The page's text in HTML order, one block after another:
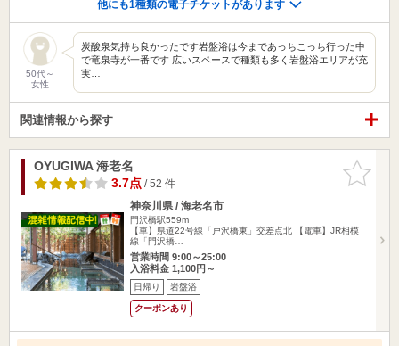
他にも1種類の電子チケットがあります
50代～
女性
炭酸泉気持ち良かったです岩盤浴は今まであっちこっち行った中
で竜泉寺が一番です 広いスペースで種類も多く岩盤浴エリアが充
実…
関連情報から探す
お気に入
りに追加
OYUGIWA 海老名
3.7点/ 52 件
神奈川県 / 海老名市
門沢橋駅559m
【車】県道22号線「戸沢橋東」交差点北 【電車】JR相模
線「門沢橋…
営業時間 9:00～25:00
入浴料金 1,100円～
日帰り 岩盤浴
クーポンあり